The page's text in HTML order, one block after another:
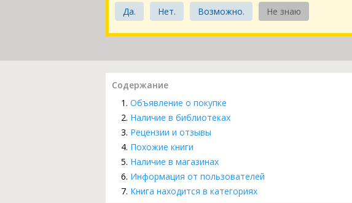
Да. Нет. Возможно. Не знаю
Содержание
Объявление о покупке
Наличие в библиотеках
Рецензии и отзывы
Похожие книги
Наличие в магазинах
Информация от пользователей
Книга находится в категориях